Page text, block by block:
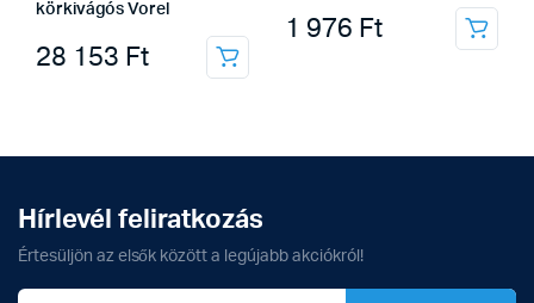
körkivágós Vorel
28 153 Ft
1 976 Ft
Hírlevél feliratkozás
Értesüljön az elsők között a legújabb akciókról!